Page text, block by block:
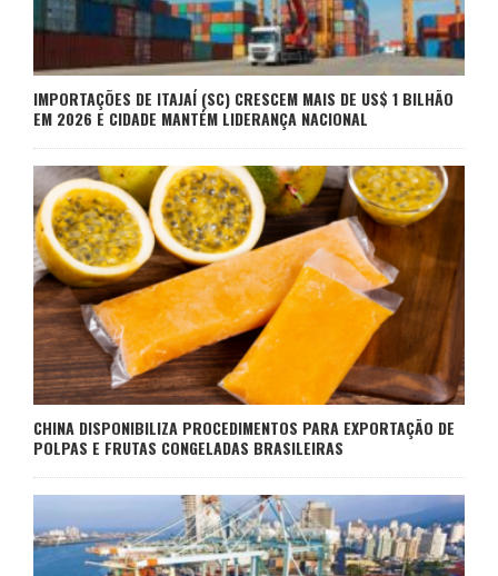
IMPORTAÇÕES DE ITAJAÍ (SC) CRESCEM MAIS DE US$ 1 BILHÃO
EM 2026 E CIDADE MANTÉM LIDERANÇA NACIONAL
CHINA DISPONIBILIZA PROCEDIMENTOS PARA EXPORTAÇÃO DE
POLPAS E FRUTAS CONGELADAS BRASILEIRAS